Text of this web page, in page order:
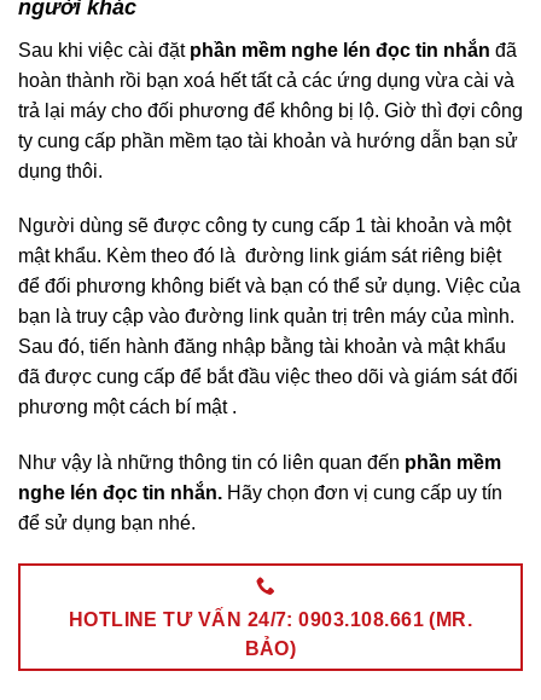
người khác
Sau khi việc cài đặt phần mềm nghe lén đọc tin nhắn đã
hoàn thành rồi bạn xoá hết tất cả các ứng dụng vừa cài và
trả lại máy cho đối phương để không bị lộ. Giờ thì đợi công
ty cung cấp phần mềm tạo tài khoản và hướng dẫn bạn sử
dụng thôi.
Người dùng sẽ được công ty cung cấp 1 tài khoản và một
mật khẩu. Kèm theo đó là đường link giám sát riêng biệt
để đối phương không biết và bạn có thể sử dụng. Việc của
bạn là truy cập vào đường link quản trị trên máy của mình.
Sau đó, tiến hành đăng nhập bằng tài khoản và mật khẩu
đã được cung cấp để bắt đầu việc theo dõi và giám sát đối
phương một cách bí mật .
Như vậy là những thông tin có liên quan đến phần mềm
nghe lén đọc tin nhắn. Hãy chọn đơn vị cung cấp uy tín
để sử dụng bạn nhé.
HOTLINE TƯ VẤN 24/7: 0903.108.661 (MR.
BẢO)